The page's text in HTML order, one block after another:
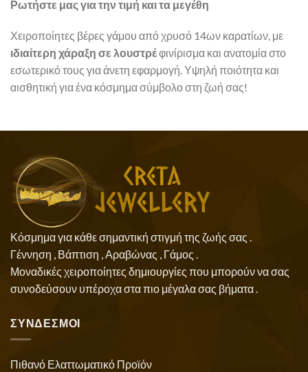
Ρωτήστε μας για την τιμή και τα μεγέθη
Χειροποίητες βέρες γάμου από χρυσό 14ων καρατίων, με
ιδιαίτερη χάραξη σε λουστρέφινίρισμα και ανατομία στο
εσωτερικό τους για άνετη εφαρμογή. Υψηλή ποιότητα και
αισθητική για ένα κόσμημα σύμβολο στη ζωή σας!
Κόσμημα για κάθε σημαντική στιγμή της ζωής σας .
Γέννηση , Βάπτιση , Αραβώνας , Γάμος .
Μοναδικές χειροποίητες δημιουργίες που μπορούν να σας
συνοδεύσουν υπέροχα στα πιο μέγαλα σας βήματα .
ΣΥΝΔΕΣΜΟΙ
Πιθανό Ελαττωματικό Προϊόν